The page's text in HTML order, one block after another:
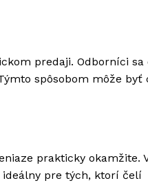
predaji. Odborníci sa
spôsobom môže byť
prakticky okamžite.
pre tých, ktorí čelí